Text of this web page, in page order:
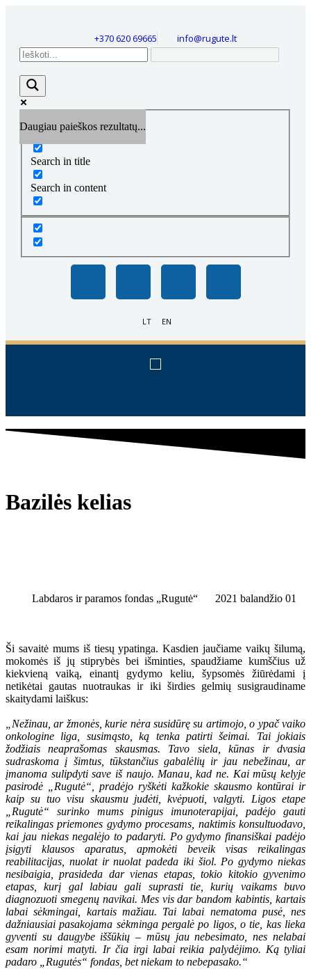
LT EN
+370 620 69665 info@rugute.lt
Daugiau paieškos rezultatų...
Exact matches only
Search in title
Search in content
Bazilės kelias
Labdaros ir paramos fondas „Rugutė“ 2021 balandžio 01
Ši savaitė mums iš tiesų ypatinga. Kasdien jaučiame vaikų šilumą,
mokomės iš jų stiprybės bei išminties, spaudžiame kumščius už
kiekvieną vaiką, einantį gydymo keliu, šypsomės žiūrėdami į
netikėtai gautas nuotraukas ir iki širdies gelmių susigraudiname
skaitydami laiškus:
„Nežinau, ar žmonės, kurie nėra susidūrę su artimojo, o ypač vaiko
onkologine liga, susimąsto, ką tenka patirti šeimai. Tai jokiais
žodžiais neaprašomas skausmas. Tavo siela, kūnas ir dvasia
sudraskoma į šimtus, tūkstančius gabalėlių ir jau nebežinau, ar
įmanoma sulipdyti save iš naujo. Manau, kad ne. Kai mūsų kelyje
pasirodė „Rugutė“, pradėjo ryškėti kažkokie skausmo kontūrai ir
kaip su tuo visu skausmu judėti, kvėpuoti, valgyti. Ligos etape
„Rugutė“ surinko mums pinigus imunoterapijai, padėjo gauti
reikalingas priemones gydymo procesams, naktimis konsultuodavo,
kai jau niekas negalėjo to padaryti. Po gydymo finansiškai padėjo
įsigyti klausos aparatus, apmokėti beveik visas reikalingas
reabilitacijas, nuolat ir nuolat padeda iki šiol. Po gydymo niekas
nesibaigia, prasideda dar vienas etapas, tokio kitokio gyvenimo
etapas, kurį gal labiau gali suprasti tie, kurių vaikams buvo
diagnozuoti smegenų navikai. Mes vis dar bandom kabintis, kartais
labai sėkmingai, kartais mažiau. Tai labai nematoma pusė, nes
dažniausiai pasakojama sėkminga pergalė po ligos, o tie, kas lieka
gyventi su daugybe iššūkių – mūsų jau nebesimato, nes nelabai
esam norimi matyti. Ir čia irgi labai reikia palydėjimo. Ką tyliai
padaro „Rugutės“ fondas, bet niekam to nebepasako.“